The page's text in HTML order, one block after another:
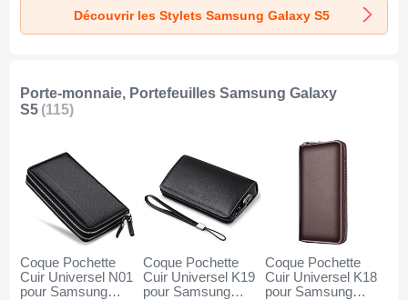
Découvrir les Stylets Samsung Galaxy S5
Porte-monnaie, Portefeuilles Samsung Galaxy
S5 (115)
Coque Pochette
Cuir Universel N01
pour Samsung
Coque Pochette
Cuir Universel K19
pour Samsung
Coque Pochette
Cuir Universel K18
pour Samsung